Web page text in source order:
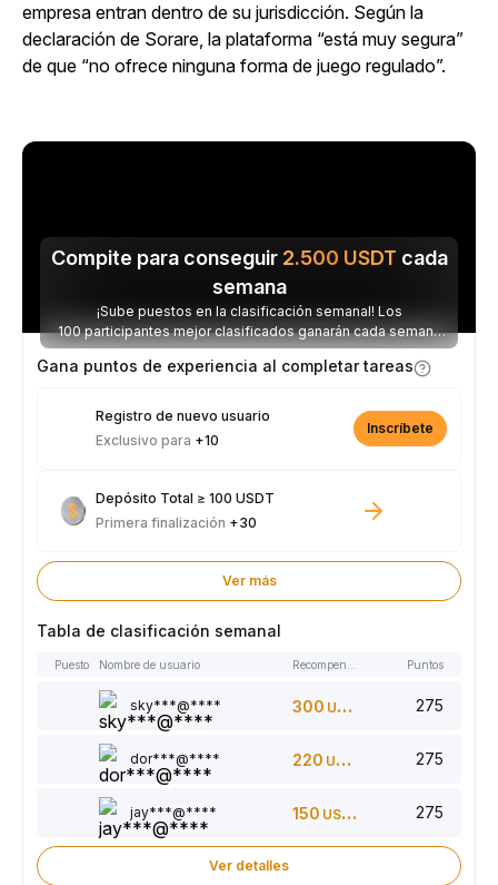
empresa entran dentro de su jurisdicción. Según la
declaración de Sorare, la plataforma “está muy segura”
de que “no ofrece ninguna forma de juego regulado”.
Compite para conseguir 2.500 USDT cada
semana
¡Sube puestos en la clasificación semanal! Los
100 participantes mejor clasificados ganarán cada semana
parte de los 2.500 USDT disponibles.
Gana puntos de experiencia al completar tareas
Registro de nuevo usuario
Exclusivo para +10
Inscríbete
Depósito Total ≥ 100 USDT
Primera finalización +30
Ver más
Tabla de clasificación semanal
Puesto Nombre de usuario Puntos
sky***@**** 300 USDT 275
dor***@**** 220 USDT 275
jay***@**** 150 USDT 275
Ver detalles